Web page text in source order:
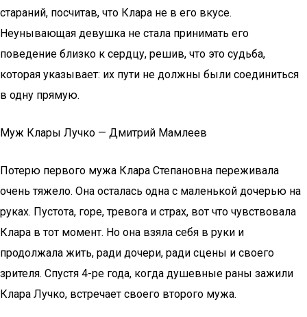
стараний, посчитав, что Клара не в его вкусе.
Неунывающая девушка не стала принимать его
поведение близко к сердцу, решив, что это судьба,
которая указывает: их пути не должны были соединиться
в одну прямую.
Муж Клары Лучко — Дмитрий Мамлеев
Потерю первого мужа Клара Степановна переживала
очень тяжело. Она осталась одна с маленькой дочерью на
руках. Пустота, горе, тревога и страх, вот что чувствовала
Клара в тот момент. Но она взяла себя в руки и
продолжала жить, ради дочери, ради сцены и своего
зрителя. Спустя 4-ре года, когда душевные раны зажили
Клара Лучко, встречает своего второго мужа.